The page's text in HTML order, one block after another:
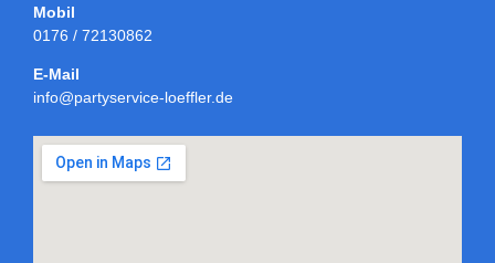
Mobil
0176 / 72130862
E-Mail
info@partyservice-loeffler.de